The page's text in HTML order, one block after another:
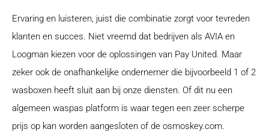
Ervaring en luisteren, juist die combinatie zorgt voor tevreden
klanten en succes. Niet vreemd dat bedrijven als AVIA en
Loogman kiezen voor de oplossingen van Pay United. Maar
zeker ook de onafhankelijke ondernemer die bijvoorbeeld 1 of 2
wasboxen heeft sluit aan bij onze diensten. Of dit nu een
algemeen waspas platform is waar tegen een zeer scherpe
prijs op kan worden aangesloten of de osmoskey.com.